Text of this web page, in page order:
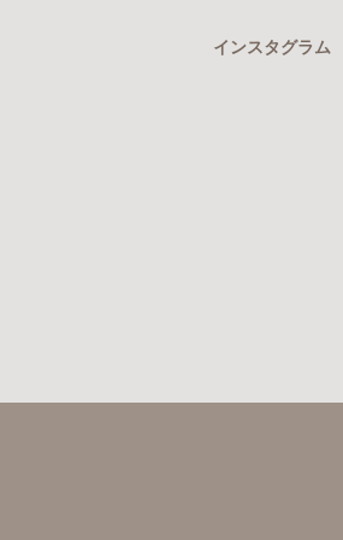
インスタグラム